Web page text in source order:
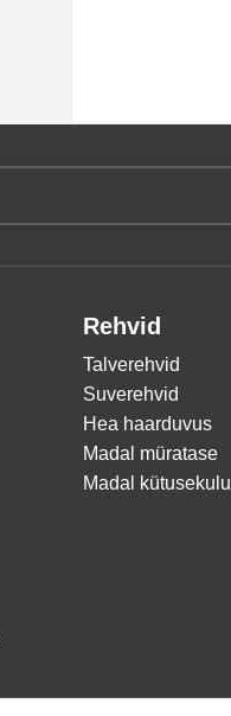
Rehvid
Talverehvid
Suverehvid
Hea haarduvus
Madal müratase
Madal kütusekulu